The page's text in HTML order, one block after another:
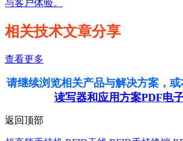
与客户体验。
相关技术文章分享
查看更多
请继续浏览相关产品与解决方案，或
读写器和应用方案PDF电
返回顶部